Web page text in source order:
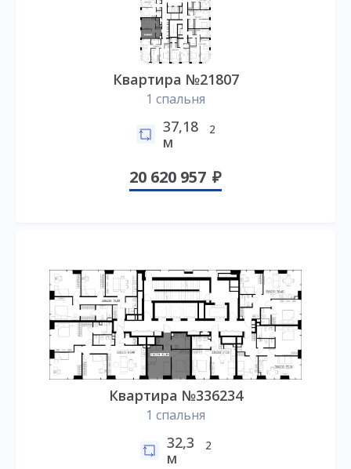
Квартира №21807
1 спальня
37,18
м
2
20 620 957
Квартира №336234
1 спальня
32,3
м
2